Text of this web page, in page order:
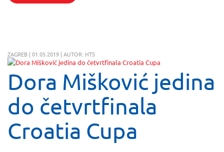
ZAGREB | 01.05.2019 | AUTOR: HTS
Dora Mišković jedina
do četvrtfinala
Croatia Cupa